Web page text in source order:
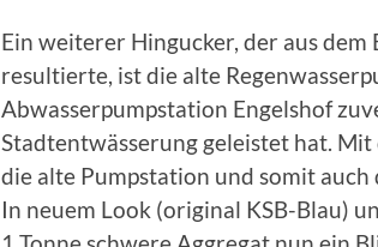
Ein weiterer Hingucker, der aus dem
resultierte, ist die alte
Abwasserpumpstation Engelshof
Stadtentwässerung geleistet hat.
die alte Pumpstation und somit
In neuem Look (original KSB-Blau)